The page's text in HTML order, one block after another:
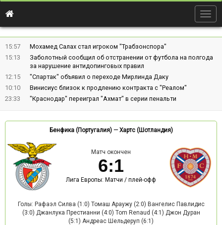
15:57
Мохамед Салах стал игроком "Трабзонспора"
15:13
Заболотный сообщил об отстранении от футбола на полгода
за нарушение антидопинговых правил
12:15
"Спартак" объявил о переходе Мирлинда Даку
10:10
Винисиус близок к продлению контракта с "Реалом"
23:33
"Краснодар" переиграл "Ахмат" в серии пенальти
Бенфика (Португалия)— Хартс (Шотландия)
Матч окончен
6:1
Лига Европы: Матчи / плей-офф
Голы: Рафаэл Силва (1:0) Томаш Араужу (2:0) Вангелис Павлидис
(3:0) Джанлука Престианни (4:0) Tom Renaud (4:1) Джон Дуран
(5:1) Андреас Шельдеруп (6:1)